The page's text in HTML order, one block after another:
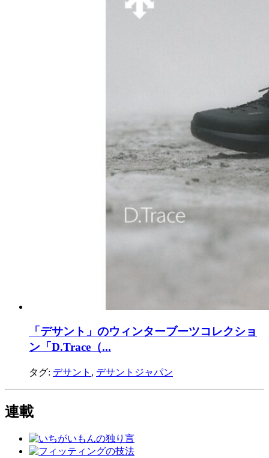
「デサント」のウィンターブーツコレクショ
ン「D.Trace（...
タグ: デサント , デサントジャパン
連載